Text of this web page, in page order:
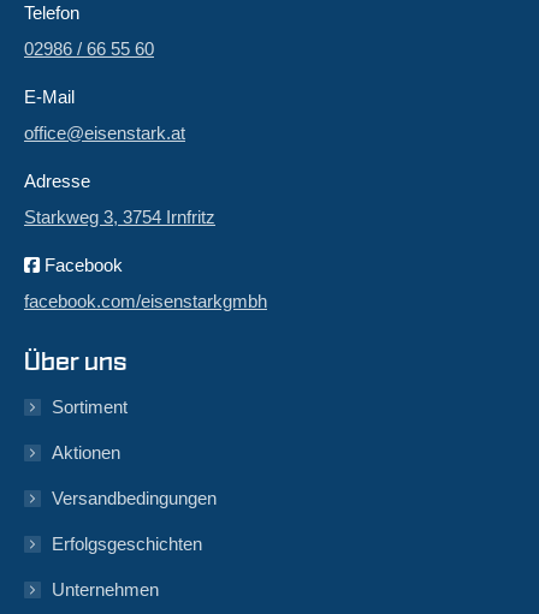
Telefon
02986 / 66 55 60
E-Mail
office@eisenstark.at
Adresse
Starkweg 3, 3754 Irnfritz
Facebook
facebook.com/eisenstarkgmbh
Über uns
Sortiment
Aktionen
Versandbedingungen
Erfolgsgeschichten
Unternehmen